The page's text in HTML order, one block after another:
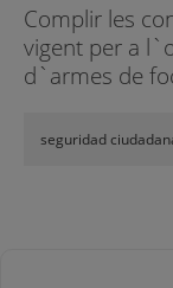
Complir les
vigent per a
d`armes de
seguridad